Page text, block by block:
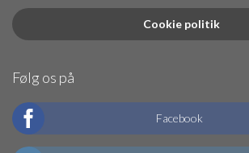
Cookie politik
Følg os på
Facebook